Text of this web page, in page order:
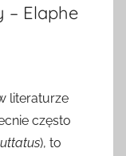
– Elaphe
literaturze
często
), to